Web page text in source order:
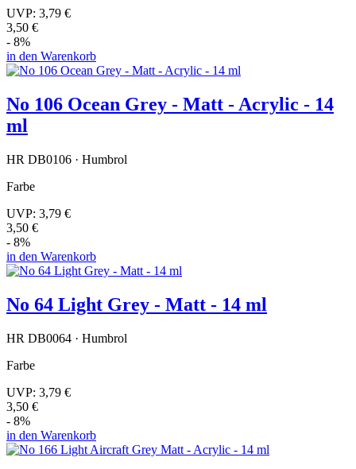
UVP: 3,79 €
3,50 €
- 8%
in den Warenkorb
No 106 Ocean Grey - Matt - Acrylic - 14
ml
HR DB0106 · Humbrol
Farbe
UVP: 3,79 €
3,50 €
- 8%
in den Warenkorb
No 64 Light Grey - Matt - 14 ml
HR DB0064 · Humbrol
Farbe
UVP: 3,79 €
3,50 €
- 8%
in den Warenkorb